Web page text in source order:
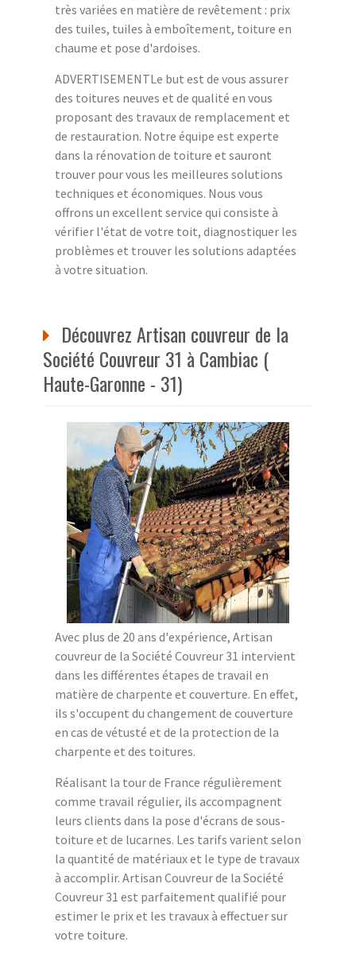
très variées en matière de revêtement : prix
des tuiles, tuiles à emboîtement, toiture en
chaume et pose d'ardoises.
ADVERTISEMENTLe but est de vous assurer
des toitures neuves et de qualité en vous
proposant des travaux de remplacement et
de restauration. Notre équipe est experte
dans la rénovation de toiture et sauront
trouver pour vous les meilleures solutions
techniques et économiques. Nous vous
offrons un excellent service qui consiste à
vérifier l'état de votre toit, diagnostiquer les
problèmes et trouver les solutions adaptées
à votre situation.
Découvrez Artisan couvreur de la
Société Couvreur 31 à Cambiac (
Haute-Garonne - 31)
Avec plus de 20 ans d'expérience, Artisan
couvreur de la Société Couvreur 31 intervient
dans les différentes étapes de travail en
matière de charpente et couverture. En effet,
ils s'occupent du changement de couverture
en cas de vétusté et de la protection de la
charpente et des toitures.
Réalisant la tour de France régulièrement
comme travail régulier, ils accompagnent
leurs clients dans la pose d'écrans de sous-
toiture et de lucarnes. Les tarifs varient selon
la quantité de matériaux et le type de travaux
à accomplir. Artisan Couvreur de la Société
Couvreur 31 est parfaitement qualifié pour
estimer le prix et les travaux à effectuer sur
votre toiture.